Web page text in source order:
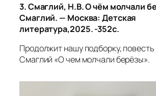
3. Смаглий, Н.В. О чём молчали
Смаглий. — Москва: Детская
литература,2025. -352с.
Продолжит нашу подборку,
Смаглий «О чем молчали берёзы».